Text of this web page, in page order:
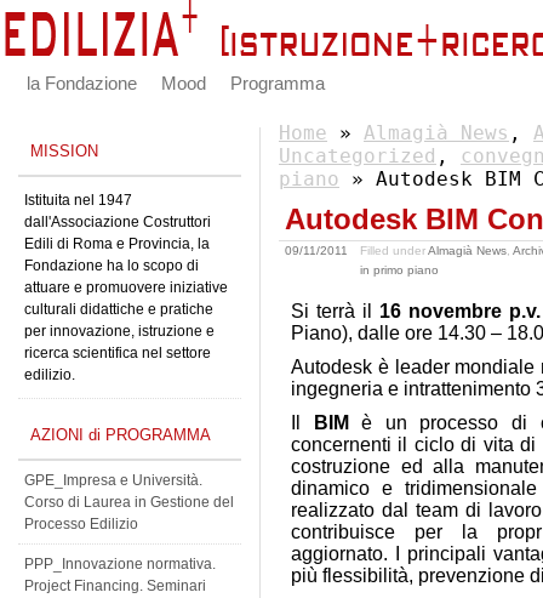
la Fondazione Mood Programma
Home » Almagià News ,
Uncategorized ,
piano » Autodesk BIM
Autodesk BIM
09/11/2011 Filled underAlmagià News
in primo piano
Si terrà il 16 novembre
Piano), dalle ore 14.30 –
Autodesk è leader
ingegneria e intrattenimento
BIMè un processo di
concernenti il ciclo di vita
costruzione ed alla
dinamico e
realizzato dal team di
contribuisce per la
aggiornato. I principali
più flessibilità, prevenzione
MISSION
Istituita nel 1947
dall'Associazione Costruttori
Edili di Roma e Provincia, la
Fondazione ha lo scopo di
attuare e promuovere iniziative
culturali didattiche e pratiche
per innovazione, istruzione e
ricerca scientifica nel settore
edilizio.
AZIONI di PROGRAMMA
GPE_Impresa e Università.
Corso di Laurea in Gestione del
Processo Edilizio
PPP_Innovazione normativa.
Project Financing. Seminari